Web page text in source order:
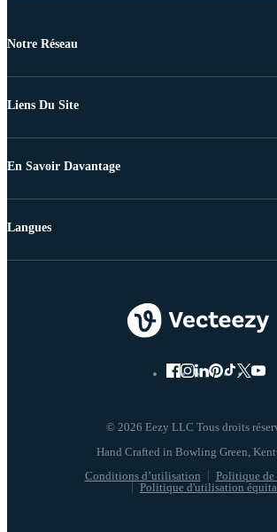
Notre Réseau
Liens Du Site
En Savoir Davantage
© 2026 Eezy LLC Tous droits
Conditions d’utilisation
Politique
Politique d'utilisation
Langues